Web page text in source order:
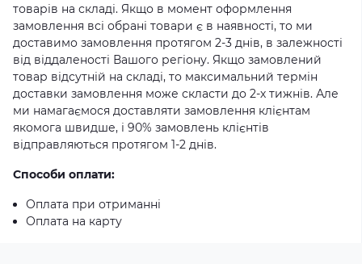
товарів на складі. Якщо в момент оформлення
замовлення всі обрані товари є в наявності, то ми
доставимо замовлення протягом 2-3 днів, в залежності
від віддаленості Вашого регіону. Якщо замовлений
товар відсутній на складі, то максимальний термін
доставки замовлення може скласти до 2-х тижнів. Але
ми намагаємося доставляти замовлення клієнтам
якомога швидше, і 90% замовлень клієнтів
відправляються протягом 1-2 днів.
Способи оплати:
Оплата при отриманні
Оплата на карту